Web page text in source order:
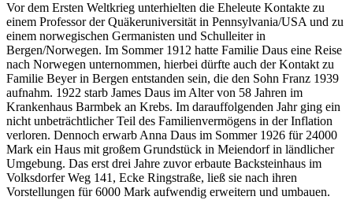
Vor dem Ersten Weltkrieg unterhielten die Eheleute Kontakte zu
einem Professor der Quäkeruniversität in Pennsylvania/USA und zu
einem norwegischen Germanisten und Schulleiter in
Bergen/Norwegen. Im Sommer 1912 hatte Familie Daus eine Reise
nach Norwegen unternommen, hierbei dürfte auch der Kontakt zu
Familie Beyer in Bergen entstanden sein, die den Sohn Franz 1939
aufnahm. 1922 starb James Daus im Alter von 58 Jahren im
Krankenhaus Barmbek an Krebs. Im darauffolgenden Jahr ging ein
nicht unbeträchtlicher Teil des Familienvermögens in der Inflation
verloren. Dennoch erwarb Anna Daus im Sommer 1926 für 24000
Mark ein Haus mit großem Grundstück in Meiendorf in ländlicher
Umgebung. Das erst drei Jahre zuvor erbaute Backsteinhaus im
Volksdorfer Weg 141, Ecke Ringstraße, ließ sie nach ihren
Vorstellungen für 6000 Mark aufwendig erweitern und umbauen.